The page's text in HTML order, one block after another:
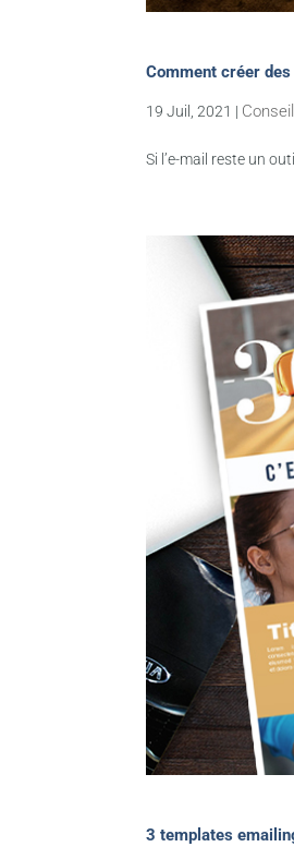
Comment créer
19 Juil, 2021 |
Si l’e-mail reste un
3 templates